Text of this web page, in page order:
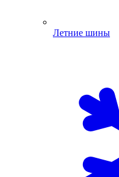
Летние шины